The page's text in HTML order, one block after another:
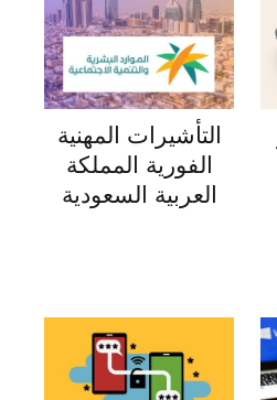
التأشيرات المهنية
الفورية المملكة
العربية السعودية